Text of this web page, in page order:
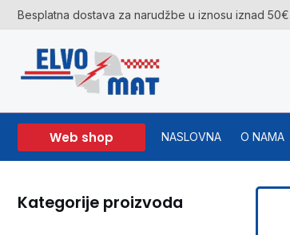
Skip
to
content
Besplatna dostava za narudžbe u iznosu iznad 50€
Web shop NASLOVNA O NAMA
Kategorije proizvoda